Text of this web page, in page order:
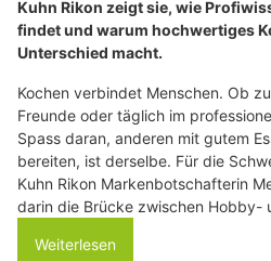
Kuhn Rikon zeigt sie, wie
findet und warum hochwertiges
Unterschied macht.
Kochen verbindet Menschen. Ob
Freunde oder täglich im
Spass daran, anderen mit gutem
bereiten, ist derselbe. Für die
Kuhn Rikon Markenbotschafterin
darin die Brücke zwischen Hobby-
Weiterlesen